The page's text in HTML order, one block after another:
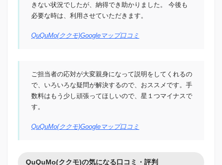
きない状況でしたが、納得でき助かりました。 今後も
必要な時は、利用させていただきます。
QuQuMo(ククモ)Googleマップ口コミ
ご担当者の応対が大変親身になって説明をしてくれるの
で、いろいろな疑問が解決するので、おススメです。手
数料はもう少し頑張ってほしいので、星１つマイナスで
す。
QuQuMo(ククモ)Googleマップ口コミ
QuQuMo(ククモ)の気になる口コミ・評判